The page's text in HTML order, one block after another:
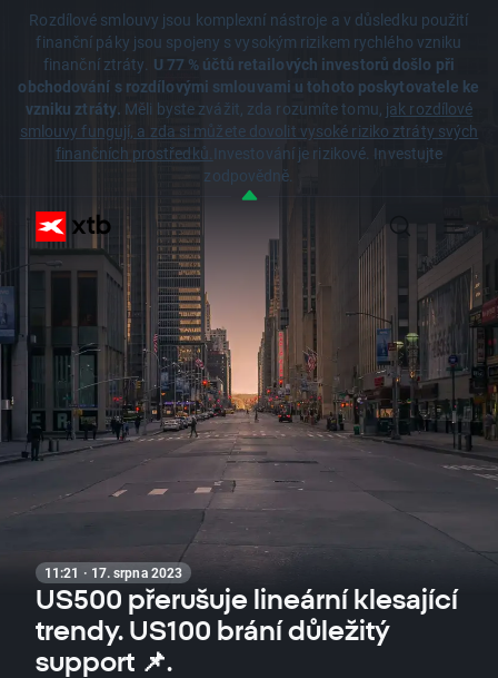
Rozdílové smlouvy jsou komplexní nástroje a v důsledku použití
finanční páky jsou spojeny s vysokým rizikem rychlého vzniku
finanční ztráty. U 77 % účtů retailových investorů došlo při
obchodování s rozdílovými smlouvami u tohoto poskytovatele ke
vzniku ztráty. Měli byste zvážit, zda rozumíte tomu, jak rozdílové
smlouvy fungují, a zda si můžete dovolit vysoké riziko ztráty svých
finančních prostředků.Investování je rizikové. Investujte
zodpovědně.
11:21 · 17. srpna 2023
US500 přerušuje lineární klesající
trendy. US100 brání důležitý
support 📌.